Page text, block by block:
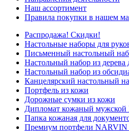
Наш ассортимент
Правила покупки в нашем
Распродажа! Скидки!
Настольные наборы для
Письменный настольный
Настольный набор из дерева
Настольный набор из
Канцелярский настольный
Портфель из кожи
Дорожные сумки из кожи
Дипломат кожаный мужской
Папка кожаная для
Премиум портфели